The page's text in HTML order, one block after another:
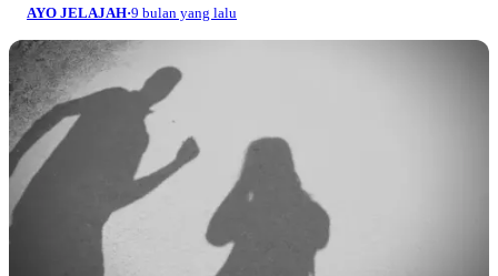
AYO JELAJAH·9 bulan yang lalu